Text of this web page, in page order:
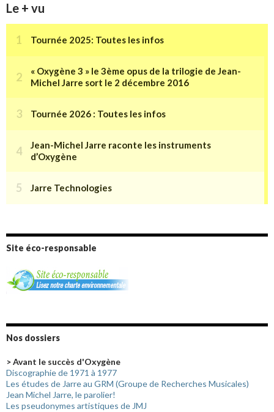
Le + vu
Site éco-responsable
Nos dossiers
> Avant le succès d'Oxygène
Discographie de 1971 à 1977
Les études de Jarre au GRM (Groupe de Recherches Musicales)
Jean Michel Jarre, le parolier!
Les pseudonymes artistiques de JMJ